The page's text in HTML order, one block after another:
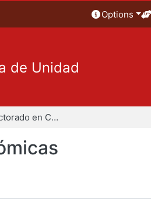
Options
de Unidad
Maestría y Doctorado en Ciencias Económicas